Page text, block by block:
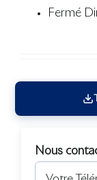
Fermé
Nous